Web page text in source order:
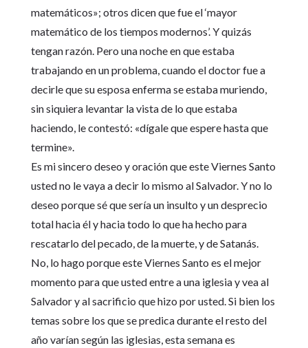
matemáticos»; otros dicen que fue el ‘mayor
matemático de los tiempos modernos’. Y quizás
tengan razón. Pero una noche en que estaba
trabajando en un problema, cuando el doctor fue a
decirle que su esposa enferma se estaba muriendo,
sin siquiera levantar la vista de lo que estaba
haciendo, le contestó: «dígale que espere hasta que
termine».
Es mi sincero deseo y oración que este Viernes Santo
usted no le vaya a decir lo mismo al Salvador. Y no lo
deseo porque sé que sería un insulto y un desprecio
total hacia él y hacia todo lo que ha hecho para
rescatarlo del pecado, de la muerte, y de Satanás.
No, lo hago porque este Viernes Santo es el mejor
momento para que usted entre a una iglesia y vea al
Salvador y al sacrificio que hizo por usted. Si bien los
temas sobre los que se predica durante el resto del
año varían según las iglesias, esta semana es